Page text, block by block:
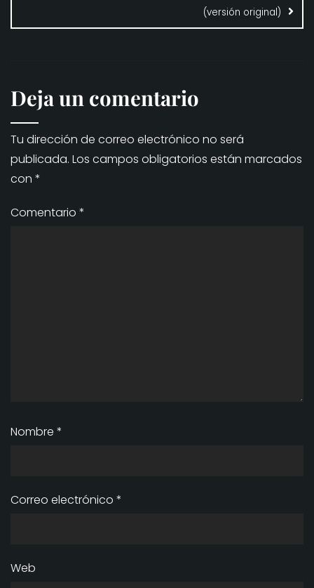
(versión original)
Deja un comentario
Tu dirección de correo electrónico no será
publicada. Los campos obligatorios están marcados
con *
Comentario *
Nombre *
Correo electrónico *
Web